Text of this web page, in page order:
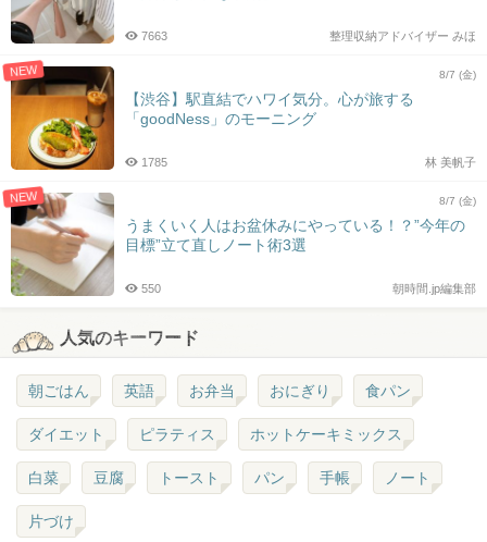
整理収納アドバイザー みほ
7663
NEW 8/7 (金)
【渋谷】駅直結でハワイ気分。心が旅する
「goodNess」のモーニング
林 美帆子
1785
NEW 8/7 (金)
うまくいく人はお盆休みにやっている！？”今年の
目標”立て直しノート術3選
朝時間.jp編集部
550
人気のキーワード
朝ごはん 英語 お弁当 おにぎり 食パン
ダイエット ピラティス ホットケーキミックス
白菜 豆腐 トースト パン 手帳 ノート
片づけ